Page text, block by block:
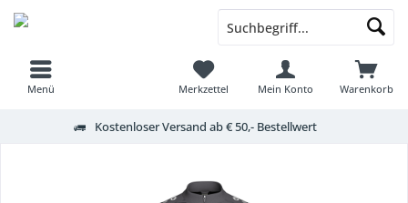
Menü Warenkorb
Merkzettel Mein Konto
Kostenloser Versand ab € 50,- Bestellwert